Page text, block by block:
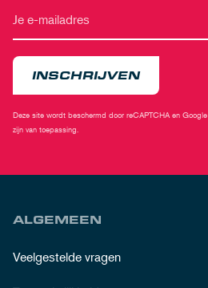
INSCHRIJVEN
Deze site wordt beschermd door reCAPTCHA en Google
zijn van toepassing.
ALGEMEEN
Veelgestelde vragen